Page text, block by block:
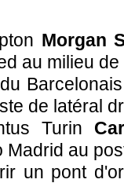
Morgan
au milieu
de latéral
Turin
Madrid au
un pont